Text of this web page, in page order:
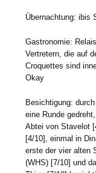
Übernachtung: ibis
Gastronomie:
Vertretern, die auf
Croquettes sind
Okay
Besichtigung:
eine Runde
Abtei von Stavelot
[4/10], einmal in
erste der vier alten
(WHS) [7/10] und